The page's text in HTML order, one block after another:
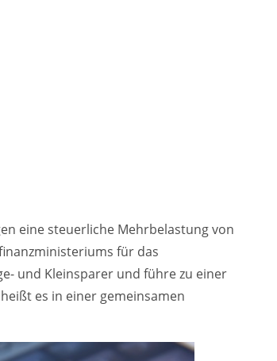
eine steuerliche Mehrbelastung von
für das
und Kleinsparer und führe zu einer
es in einer gemeinsamen